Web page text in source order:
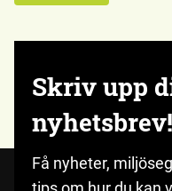
Skriv upp
nyhetsbrev!
Få nyheter,